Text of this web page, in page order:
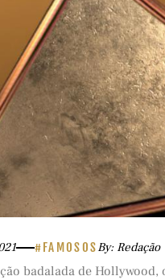
#FAMOSOSBy: Redação
badalada de Hollywood,